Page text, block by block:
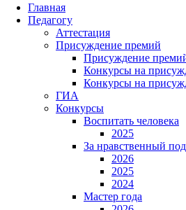
Главная
Педагогу
Аттестация
Присуждение премий
Присуждение
Конкурсы на
Конкурсы на
ГИА
Конкурсы
Воспитать человека
2025
За нравственный
2026
2025
2024
Мастер года